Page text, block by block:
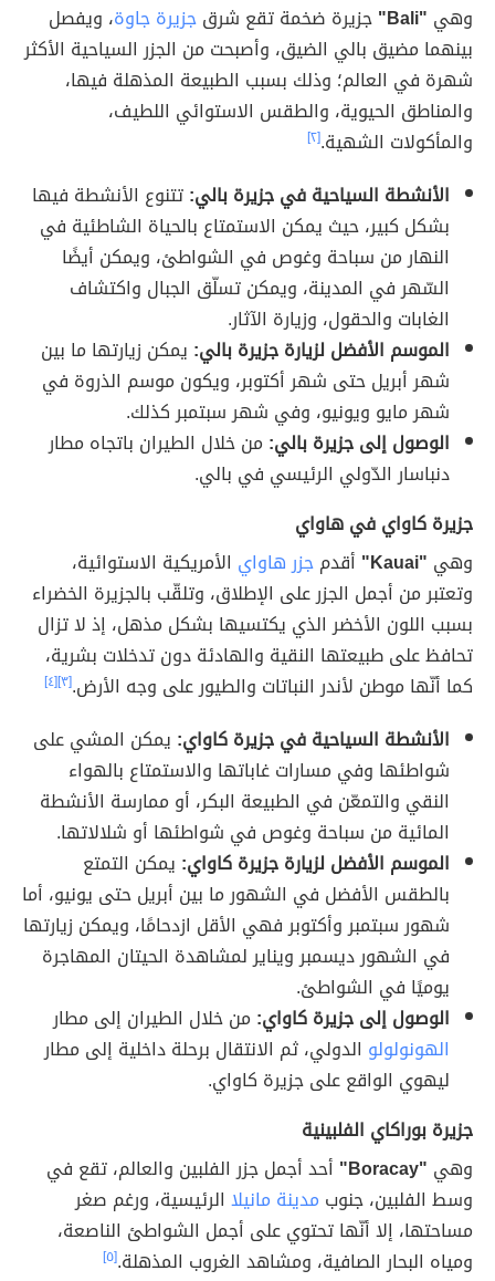
وهي "Bali" جزيرة ضخمة تقع شرقجزيرة جاوة، ويفصل
بينهما مضيق بالي الضيق، وأصبحت من الجزر السياحية الأكثر
شهرة في العالم؛ وذلك بسبب الطبيعة المذهلة فيها،
والمناطق الحيوية، والطقس الاستوائي اللطيف،
والمأكولات الشهية.[٢]
الأنشطة السياحية في جزيرة بالي:تتنوع الأنشطة فيها
بشكل كبير، حيث يمكن الاستمتاع بالحياة الشاطئية في
النهار من سباحة وغوص في الشواطئ، ويمكن أيضًا
السّهر في المدينة، ويمكن تسلّق الجبال واكتشاف
الغابات والحقول، وزيارة الآثار.
الموسم الأفضل لزيارة جزيرة بالي: يمكن زيارتها ما بين
شهر أبريل حتى شهر أكتوبر، ويكون موسم الذروة في
شهر مايو ويونيو، وفي شهر سبتمبر كذلك.
الوصول إلى جزيرة بالي: من خلال الطيران باتجاه مطار
دنباسار الدّولي الرئيسي في بالي.
جزيرة كاواي في هاواي
وهي "Kauai" أقدمجزر هاواي الأمريكية الاستوائية،
وتعتبر من أجمل الجزر على الإطلاق، وتلقّب بالجزيرة الخضراء
بسبب اللون الأخضر الذي يكتسيها بشكل مذهل، إذ لا تزال
تحافظ على طبيعتها النقية والهادئة دون تدخلات بشرية،
كما أنّها موطن لأندر النباتات والطيور على وجه الأرض.[٣] [٤]
الأنشطة السياحية في جزيرة كاواي: يمكن المشي على
شواطئها وفي مسارات غاباتها والاستمتاع بالهواء
النقي والتمعّن في الطبيعة البكر، أو ممارسة الأنشطة
المائية من سباحة وغوص في شواطئها أو شلالاتها.
الموسم الأفضل لزيارة جزيرة كاواي: يمكن التمتع
بالطقس الأفضل في الشهور ما بين أبريل حتى يونيو، أما
شهور سبتمبر وأكتوبر فهي الأقل ازدحامًا، ويمكن زيارتها
في الشهور ديسمبر ويناير لمشاهدة الحيتان المهاجرة
يوميًا في الشواطئ.
الوصول إلى جزيرة كاواي: من خلال الطيران إلى مطار
الهونولولو الدولي، ثم الانتقال برحلة داخلية إلى مطار
ليهوي الواقع على جزيرة كاواي.
جزيرة بوراكاي الفلبينية
وهي "Boracay"
أحد أجمل جزر الفلبين والعالم، تقع في
وسط الفلبين، جنوب مدينة مانيلا الرئيسية، ورغم صغر
مساحتها، إلا أنّها تحتوي على أجمل الشواطئ الناصعة،
ومياه البحار الصافية، ومشاهد الغروب المذهلة.[٥]